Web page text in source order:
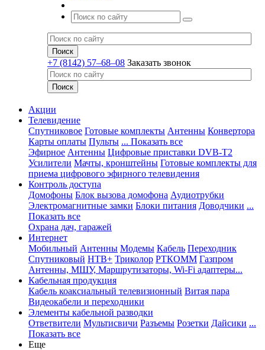
+7 (8142) 57–68–08 Заказать звонок
Акции
Телевидение
Спутниковое Готовые комплекты Антенны Конвертора
Карты оплаты Пульты ... Показать все
Эфирное Антенны Цифровые приставки DVB-T2
Усилители Мачты, кронштейны Готовые комплекты для
приема цифрового эфирного телевидения
Контроль доступа
Домофоны Блок вызова домофона Аудиотрубки
Электромагнитные замки Блоки питания Доводчики ...
Показать все
Охрана дач, гаражей
Интернет
Мобильный Антенны Модемы Кабель Переходник
Спутниковый НТВ+ Триколор РТКОММ Газпром
Антенны, МШУ, Маршрутизаторы, Wi-Fi адаптеры...
Кабельная продукция
Кабель коаксиальный телевизионный Витая пара
Видеокабели и переходники
Элементы кабельной разводки
Ответвители Мультисвичи Разъемы Розетки Дайсики ...
Показать все
Еще